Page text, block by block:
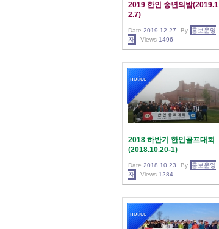
2019 한인 송년의밤(2019.1
2.7)
Date 2019.12.27 By
홍보운영
자
Views 1496
notice
2018 하반기 한인골프대회
(2018.10.20-1)
Date 2018.10.23 By
홍보운영
자
Views 1284
notice